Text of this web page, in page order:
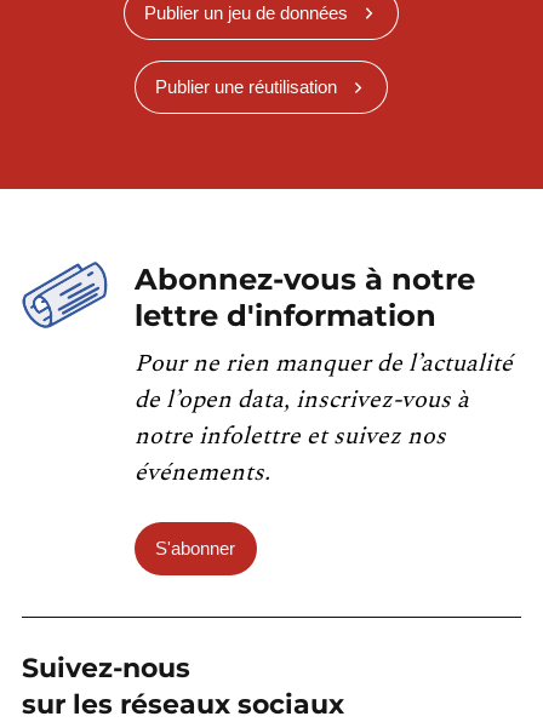
Publier un jeu de données
Publier une réutilisation
Abonnez-vous à notre
lettre d'information
Pour ne rien manquer de l’actualité
de l’open data, inscrivez-vous à
notre infolettre et suivez nos
événements.
S'abonner
Suivez-nous
sur les réseaux sociaux